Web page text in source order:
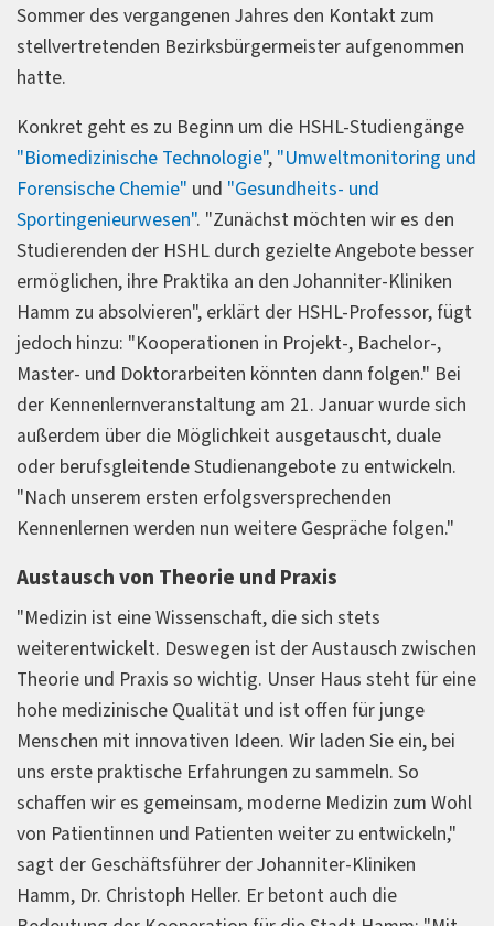
Sommer des vergangenen Jahres den Kontakt zum
stellvertretenden Bezirksbürgermeister aufgenommen
hatte.
Konkret geht es zu Beginn um die HSHL-Studiengänge
"Biomedizinische Technologie", "Umweltmonitoring und
Forensische Chemie" und "Gesundheits- und
Sportingenieurwesen". "Zunächst möchten wir es den
Studierenden der HSHL durch gezielte Angebote besser
ermöglichen, ihre Praktika an den Johanniter-Kliniken
Hamm zu absolvieren", erklärt der HSHL-Professor, fügt
jedoch hinzu: "Kooperationen in Projekt-, Bachelor-,
Master- und Doktorarbeiten könnten dann folgen." Bei
der Kennenlernveranstaltung am 21. Januar wurde sich
außerdem über die Möglichkeit ausgetauscht, duale
oder berufsgleitende Studienangebote zu entwickeln.
"Nach unserem ersten erfolgsversprechenden
Kennenlernen werden nun weitere Gespräche folgen."
Austausch von Theorie und Praxis
"Medizin ist eine Wissenschaft, die sich stets
weiterentwickelt. Deswegen ist der Austausch zwischen
Theorie und Praxis so wichtig. Unser Haus steht für eine
hohe medizinische Qualität und ist offen für junge
Menschen mit innovativen Ideen. Wir laden Sie ein, bei
uns erste praktische Erfahrungen zu sammeln. So
schaffen wir es gemeinsam, moderne Medizin zum Wohl
von Patientinnen und Patienten weiter zu entwickeln,"
sagt der Geschäftsführer der Johanniter-Kliniken
Hamm, Dr. Christoph Heller. Er betont auch die